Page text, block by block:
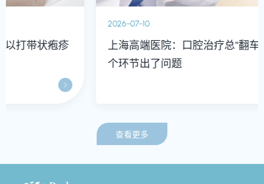
上海高端医院：口腔治疗总“翻车”？可能是这5
查看更多